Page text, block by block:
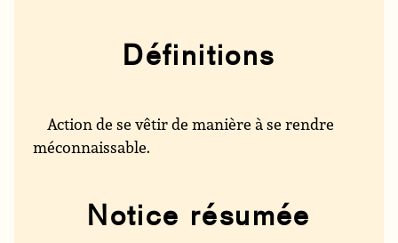
Définitions
Action de se vêtir de manière à se rendre
méconnaissable.
Notice résumée